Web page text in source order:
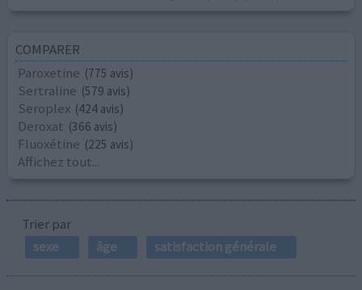
COMPARER
Paroxetine (775 avis)
Sertraline (579 avis)
Seroplex (424 avis)
Deroxat (366 avis)
Fluoxétine (225 avis)
Affichez tout...
Trier par
sexe
âge satisfaction générale